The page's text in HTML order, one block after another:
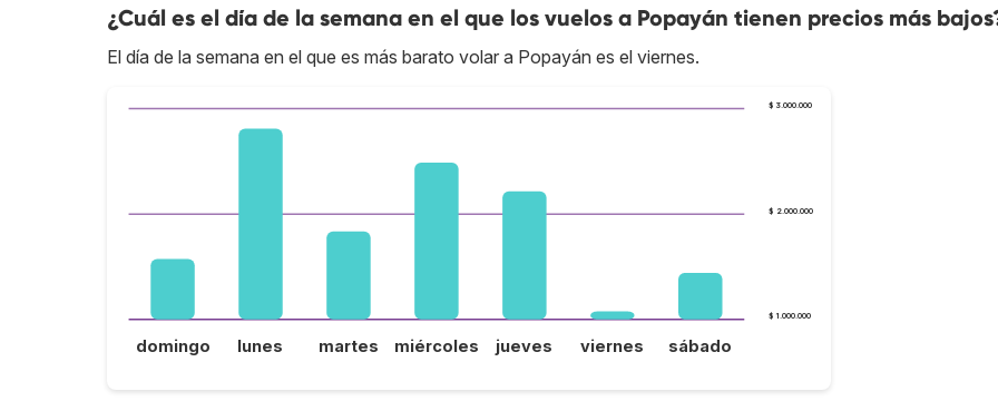
¿Cuál es el día de la semana en el que los vuelos a Popayán tienen precios más
El día de la semana en el que es más barato volar a Popayán es el viernes.
$ 1.000.000
$ 2.000.000
$ 3.000.000
domingo lunes martes miércoles jueves viernes sábado